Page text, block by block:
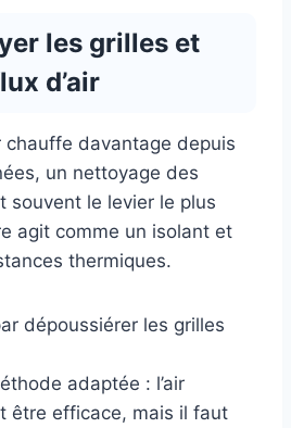
les grilles et
d’air
chauffe davantage depuis
un nettoyage des
souvent le levier le plus
agit comme un isolant et
thermiques.
dépoussiérer les grilles
adaptée : l’air
être efficace, mais il faut